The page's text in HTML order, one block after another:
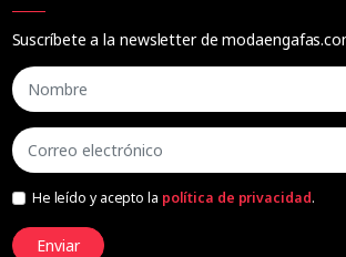
Suscríbete a la newsletter de
He leído y acepto la política de privacidad.
Enviar